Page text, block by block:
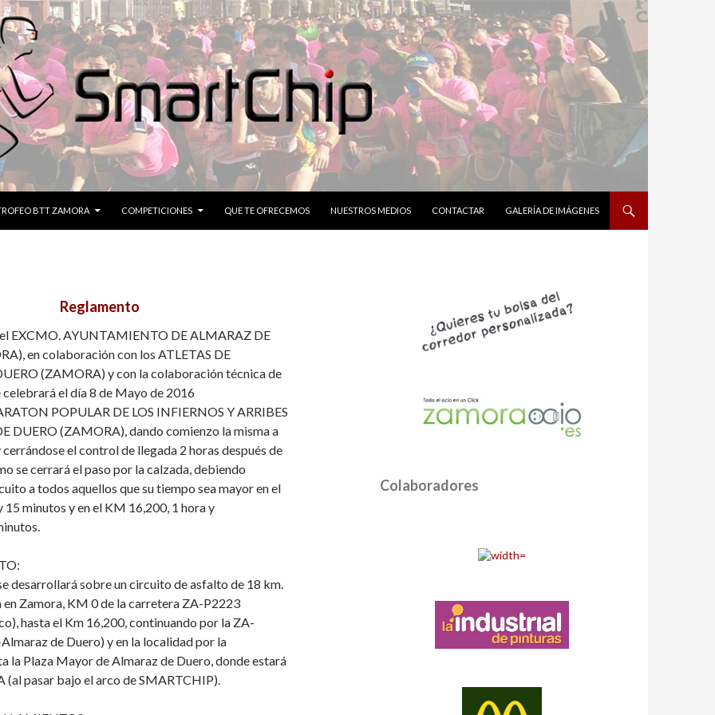
BTT ZAMORA COMPETICIONES QUE TE OFRECEMOS NUESTROS MEDIOS CONTACTAR GALERÍA DE IMÁGENES
Reglamento
EXCMO. AYUNTAMIENTO DE ALMARAZ DE
en colaboración con los ATLETAS DE
(ZAMORA) y con la colaboración técnica de
celebrará el día 8 de Mayo de 2016
POPULAR DE LOS INFIERNOS Y ARRIBES
DUERO (ZAMORA), dando comienzo la misma a
cerrándose el control de llegada 2 horas después de
se cerrará el paso por la calzada, debiendo
a todos aquellos que su tiempo sea mayor en el
15 minutos y en el KM 16,200, 1 hora y
desarrollará sobre un circuito de asfalto de 18 km.
en Zamora, KM 0 de la carretera ZA-P2223
hasta el Km 16,200, continuando por la ZA-
de Duero) y en la localidad por la
la Plaza Mayor de Almaraz de Duero, donde estará
(al pasar bajo el arco de SMARTCHIP).
Colaboradores